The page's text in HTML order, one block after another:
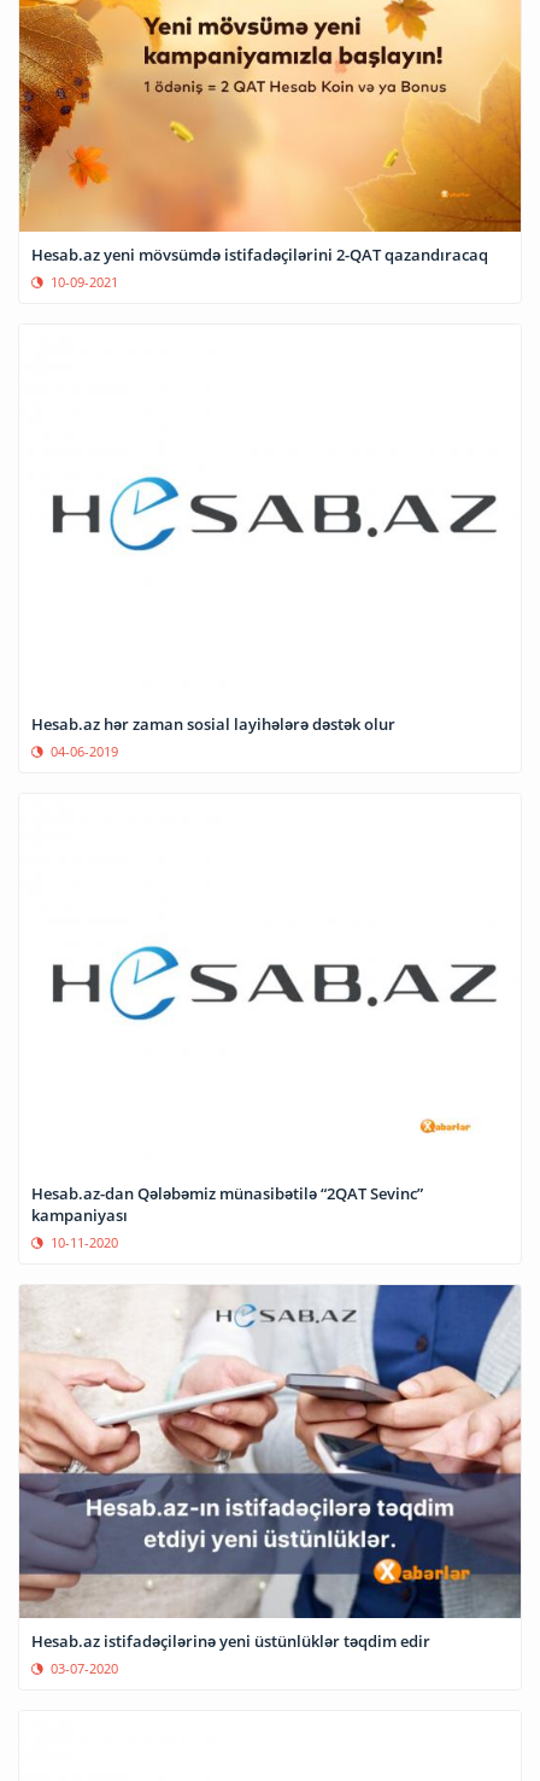
Hesab.az yeni mövsümdə istifadəçilərini 2-QAT qazandıracaq
10-09-2021
Hesab.az hər zaman sosial layihələrə dəstək olur
04-06-2019
Hesab.az-dan Qələbəmiz münasibətilə “2QAT Sevinc”
kampaniyası
10-11-2020
Hesab.az istifadəçilərinə yeni üstünlüklər təqdim edir
03-07-2020